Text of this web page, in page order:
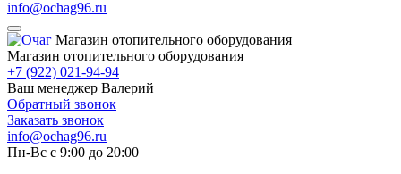
info@ochag96.ru
Магазин отопительного оборудования
Магазин отопительного оборудования
+7 (922) 021-94-94
Ваш менеджер Валерий
Обратный звонок
Заказать звонок
info@ochag96.ru
Пн-Вс с 9:00 до 20:00